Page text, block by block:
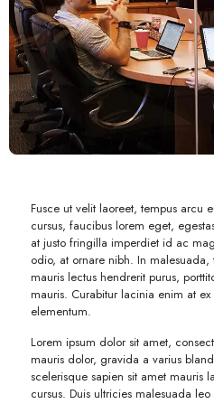
Fusce ut velit laoreet, tempus arcu
cursus, faucibus lorem eget,
at justo fringilla imperdiet id ac
odio, at ornare nibh. In malesuada,
mauris lectus hendrerit purus,
mauris. Curabitur lacinia enim at
elementum.
Lorem ipsum dolor sit amet,
mauris dolor, gravida a varius
scelerisque sapien sit amet mauris
cursus. Duis ultricies malesuada